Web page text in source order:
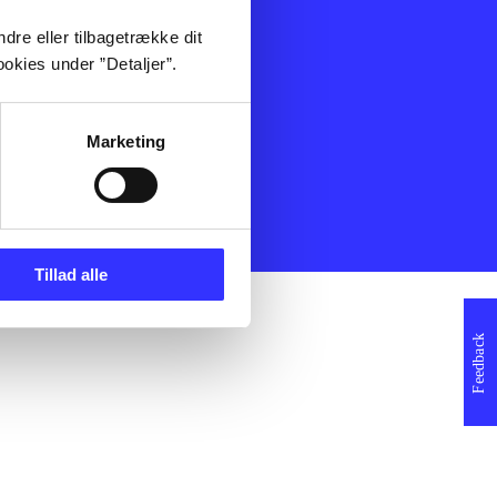
eller tilbagetrække dit
under ”Detaljer”.
Marketing
Tillad alle
Feedback
Film
Musik